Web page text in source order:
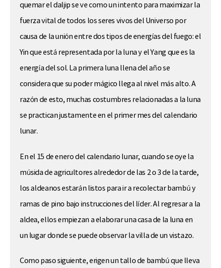
quemar el daljip se ve como un intento para maximizar la
fuerza vital de todos los seres vivos del Universo por
causa de la unión entre dos tipos de energías del fuego: el
Yin que está representada por la luna y el Yang que es la
energía del sol. La primera luna llena del año se
considera que su poder mágico llega al nivel más alto. A
razón de esto, muchas costumbres relacionadas a la luna
se practican justamente en el primer mes del calendario
lunar.
En el 15 de enero del calendario lunar, cuando se oye la
músida de agricultores alrededor de las 2 o 3 de la tarde,
los aldeanos estarán listos para ir a recolectar bambú y
ramas de pino bajo instrucciones del líder. Al regresar a la
aldea, ellos empiezan a elaborar una casa de la luna en
un lugar donde se puede observar la villa de un vistazo.
Como paso siguiente, erigen un tallo de bambú que lleva